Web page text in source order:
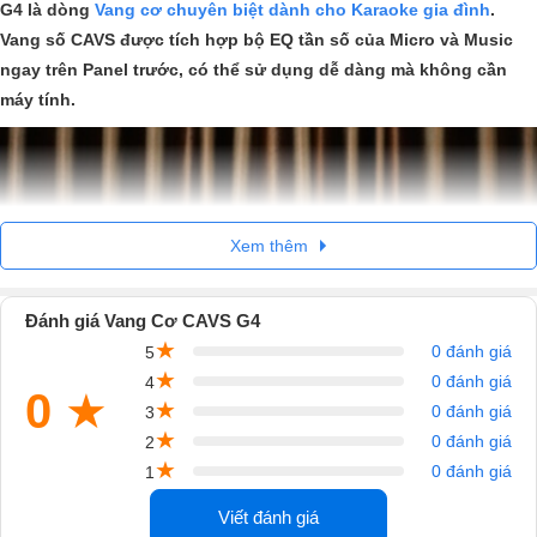
G4 là dòng Vang cơ chuyên biệt dành cho Karaoke gia đình.
Vang số CAVS được tích hợp bộ EQ tần số của Micro và Music
ngay trên Panel trước, có thể sử dụng dễ dàng mà không cần
máy tính.
Vang cơ CAVS G4 sử dụng chipset DSP cao cấp của hãng Microchip,
Arizona Hoa Kỳ. Chất âm của mẫu vang cơ này là sự đột phá, thực sự
không thua kém các model cao cấp với giá chỉ bằng 1 nửa CAVS G4
Xem thêm
Đánh giá Vang Cơ CAVS G4
0 ★
5★
0 đánh giá
4★
0 đánh giá
3★
0 đánh giá
2★
0 đánh giá
1★ 0 đánh giá
Viết đánh giá